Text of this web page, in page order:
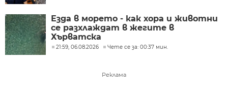
Езда в морето - как хора и животни
се разхлаждат в жегите в
Хърватска
21:59, 06.08.2026 Чете се за: 00:37 мин.
Реклама